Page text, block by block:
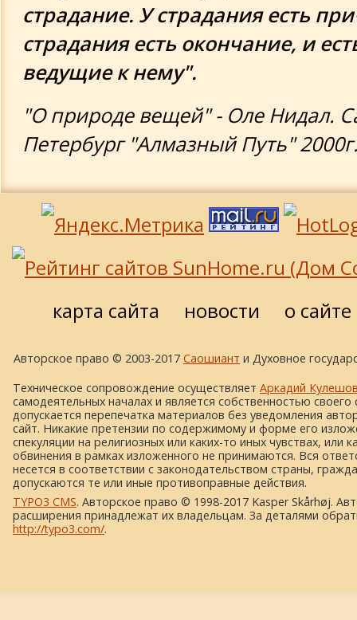
страдание. У страдания есть
страдания есть окончание, и
ведущие к нему".
"О природе вещей" - Оле Нидал.
Петербург "Алмазный Путь"
карта сайта новости о сайте
Авторское право © 2003-2017 Саошиант и Духовное
Техническое сопровождение осуществляет Аркадий
самодеятельных началах и является собственностью своего
допускается перепечатка материалов без уведомления
сайт. Никакие претензии по содержимому и форме его
спекуляции на религиозных или каких-то иных чувствах, или
обвинения в рамках изложенного не принимаются. Вся
несется в соответствии с законодательством страны,
допускаются те или иные противоправные действия.
TYPO3 CMS. Авторское право © 1998-2017 Kasper Skårhøj.
расширения принадлежат их владельцам. За деталями
http://typo3.com/.